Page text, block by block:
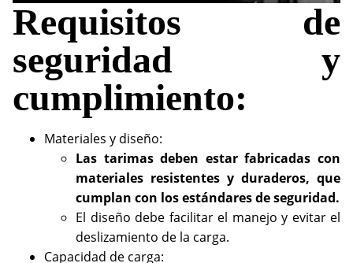
Requisitos de
seguridad y
cumplimiento:
Materiales y diseño:
Las tarimas deben estar fabricadas con
materiales resistentes y duraderos, que
cumplan con los estándares de seguridad.
El diseño debe facilitar el manejo y evitar el
deslizamiento de la carga.
Capacidad de carga: